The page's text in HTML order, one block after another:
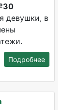
девушки, в
Подробнее